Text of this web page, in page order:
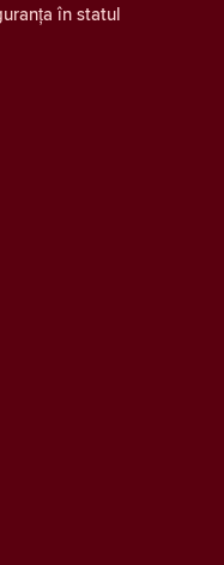
în statul